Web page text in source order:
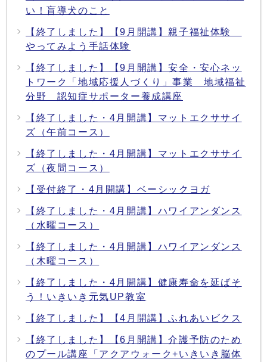
い！盲導犬のこと
【終了しました】【9月開講】親子福祉体験
やってみよう手話体験
【終了しました】【9月開講】安全・安心ネッ
トワーク「地域応援人づくり」事業 地域福祉
分野 認知症サポーター養成講座
【終了しました・4月開講】マットエクササイ
ズ（午前コース）
【終了しました・4月開講】マットエクササイ
ズ（夜間コース）
【受付終了・4月開講】ベーシックヨガ
【終了しました・4月開講】ハワイアンダンス
（水曜コース）
【終了しました・4月開講】ハワイアンダンス
（木曜コース）
【終了しました・4月開講】健康寿命を延ばそ
う！いきいき元気UP教室
【終了しました】【4月開講】ふれあいビクス
【終了しました】【6月開講】介護予防のため
のプール講座「アクアウォーク+いきいき脳体